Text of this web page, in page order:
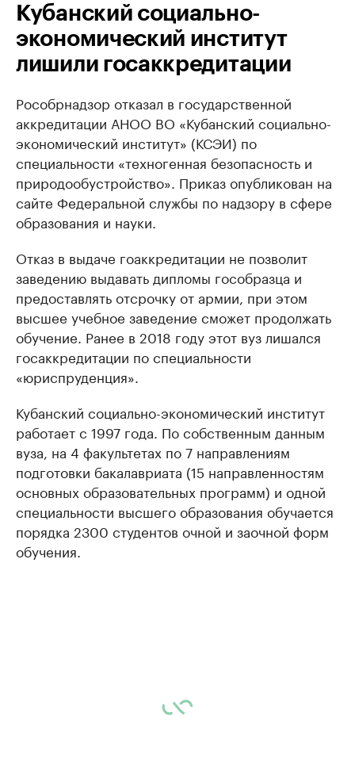
Кубанский социально-
экономический институт
лишили госаккредитации
Рособрнадзор отказал в государственной
аккредитации АНОО ВО «Кубанский социально-
экономический институт» (КСЭИ) по
специальности «техногенная безопасность и
природообустройство». Приказ опубликован на
сайте Федеральной службы по надзору в сфере
образования и науки.
Отказ в выдаче гоаккредитации не позволит
заведению выдавать дипломы гособразца и
предоставлять отсрочку от армии, при этом
высшее учебное заведение сможет продолжать
обучение. Ранее в 2018 году этот вуз лишался
госаккредитации по специальности
«юриспруденция».
Кубанский социально-экономический институт
работает с 1997 года. По собственным данным
вуза, на 4 факультетах по 7 направлениям
подготовки бакалавриата (15 направленностям
основных образовательных программ) и одной
специальности высшего образования обучается
порядка 2300 студентов очной и заочной форм
обучения.